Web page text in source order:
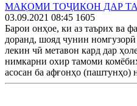
МАҚОМИ ТОҶИКОН ДАР
03.09.2021 08:45 1605
Барои онҳое, ки аз таърих ва
доранд, шояд чунин
лекин чӣ метавон кард дар
нимкарни охир тамоми
асосан ба афғонҳо (паштунҳо)